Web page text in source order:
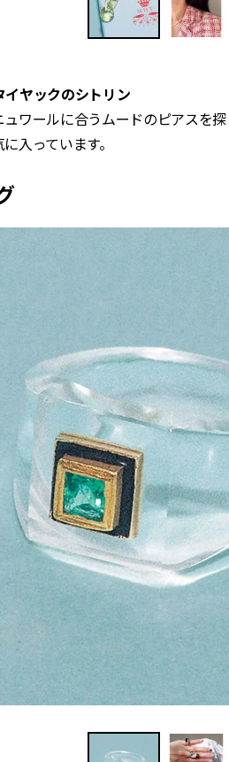
ヤックのシトリン
ワールに合うムードのピアスを
入っています。